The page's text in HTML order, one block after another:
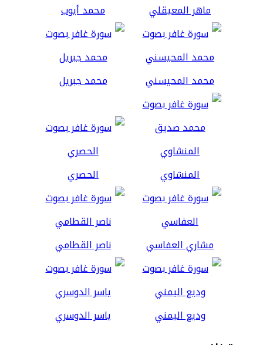
ماهر المعيقلي محمد أيوب
محمد المحيسني محمد جبريل
المنشاوي الحصري
مشاري العفاسي ناصر القطامي
وديع اليمني ياسر الدوسري